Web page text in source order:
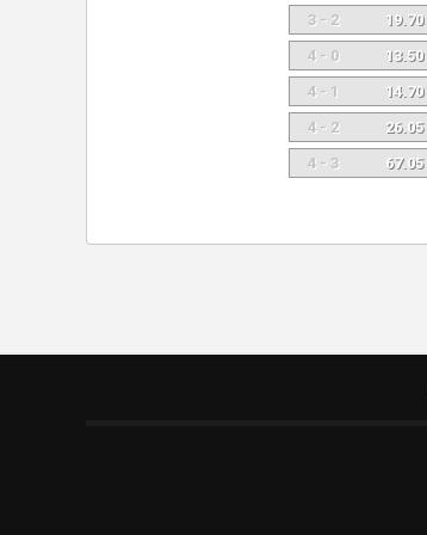
3 - 2
19.70
4 - 0
13.50
4 - 1
14.70
4 - 2
26.05
4 - 3
67.05